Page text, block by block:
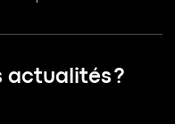
actualités ?